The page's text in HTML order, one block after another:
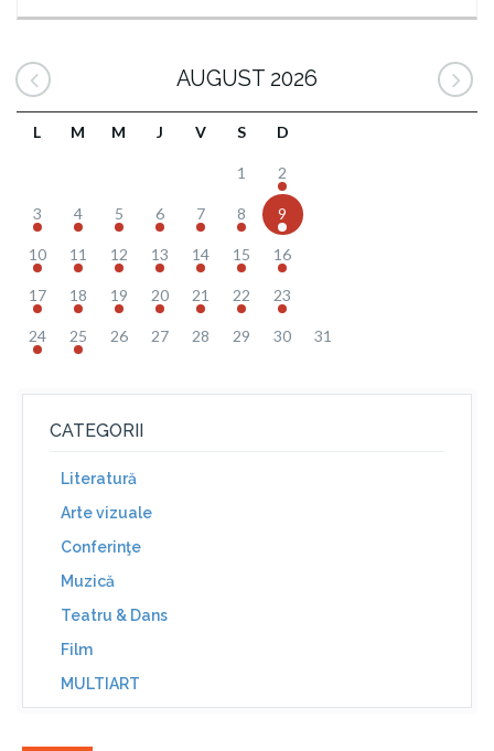
AUGUST 2026
L M M J V S D
1 2
3 4 5 6 7 8 9
10 11 12 13 14 15 16
17 18 19 20 21 22 23
24 25 26 27 28 29 30 31
CATEGORII
Literatură
Arte vizuale
Conferinţe
Muzică
Teatru & Dans
Film
MULTIART